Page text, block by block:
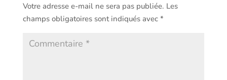
Votre adresse e-mail ne sera pas publiée. Les
champs obligatoires sont indiqués avec *